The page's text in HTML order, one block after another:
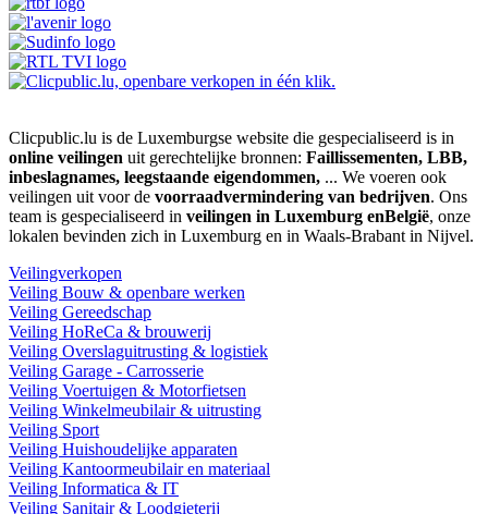
Clicpublic.lu is de Luxemburgse website die gespecialiseerd is in
online veilingen uit gerechtelijke bronnen: Faillissementen, LBB,
inbeslagnames, leegstaande eigendommen, ... We voeren ook
veilingen uit voor de voorraadvermindering van bedrijven. Ons
team is gespecialiseerd in veilingen in Luxemburg enBelgië, onze
lokalen bevinden zich in Luxemburg en in Waals-Brabant in Nijvel.
Veilingverkopen
Veiling Bouw & openbare werken
Veiling Gereedschap
Veiling HoReCa & brouwerij
Veiling Overslaguitrusting & logistiek
Veiling Garage - Carrosserie
Veiling Voertuigen & Motorfietsen
Veiling Winkelmeubilair & uitrusting
Veiling Sport
Veiling Huishoudelijke apparaten
Veiling Kantoormeubilair en materiaal
Veiling Informatica & IT
Veiling Sanitair & Loodgieterij